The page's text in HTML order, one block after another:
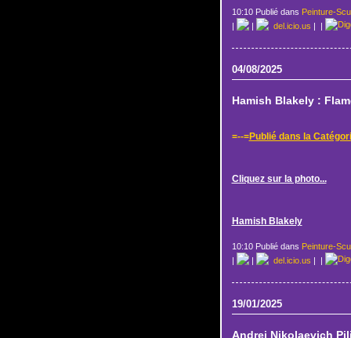
10:10 Publié dans Peinture-
|
| del.icio.us | |
04/08/2025
Hamish Blakely :
=--=Publié dans la
Cliquez sur la photo...
Hamish Blakely
10:10 Publié dans Peinture-
|
| del.icio.us | |
19/01/2025
Andrei Nikolaevich